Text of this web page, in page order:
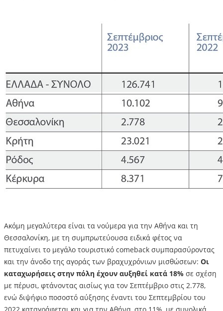
Ακόμη μεγαλύτερα είναι τα νούμερα για την Αθήνα και τη
Θεσσαλονίκη, με τη συμπρωτεύουσα ειδικά φέτος να
πετυχαίνει το μεγάλο τουριστικό comeback συμπαρασύροντας
και την άνοδο της αγοράς των βραχυχρόνιων μισθώσεων: Οι
καταχωρήσεις στην πόλη έχουν αυξηθεί κατά 18% σε σχέση
με πέρυσι, φτάνοντας αισίως για τον Σεπτέμβριο στις 2.778,
ενώ διψήφιο ποσοστό αύξησης έναντι του Σεπτεμβρίου του
2022 καταγράφεται και για την Αθήνα, στο 11%, με συνολικά